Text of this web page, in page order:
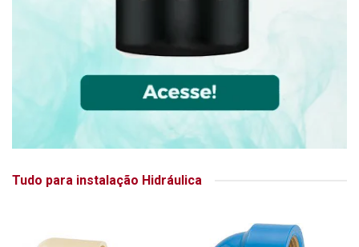
Tudo para instalação Hidráulica